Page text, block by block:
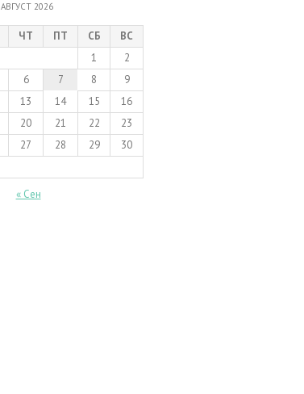
АВГУСТ 2026
ЧТ ПТ СБ
ВС
1
2
6 7 8
9
13 14 15
16
20 21 22
23
27 28 29
30
« Сен